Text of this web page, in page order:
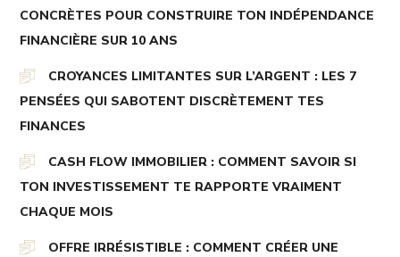
CONCRÈTES POUR CONSTRUIRE TON INDÉPENDANCE
FINANCIÈRE SUR 10 ANS
CROYANCES LIMITANTES SUR L’ARGENT : LES 7
PENSÉES QUI SABOTENT DISCRÈTEMENT TES
FINANCES
CASH FLOW IMMOBILIER : COMMENT SAVOIR SI
TON INVESTISSEMENT TE RAPPORTE VRAIMENT
CHAQUE MOIS
OFFRE IRRÉSISTIBLE : COMMENT CRÉER UNE